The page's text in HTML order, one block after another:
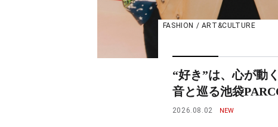
FASHION / ART&CULTURE
“好き”は、心が動
音と巡る池袋
2026.08.02